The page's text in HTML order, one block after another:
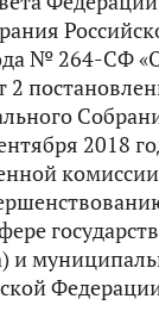
№ 264-СФ
2018
и